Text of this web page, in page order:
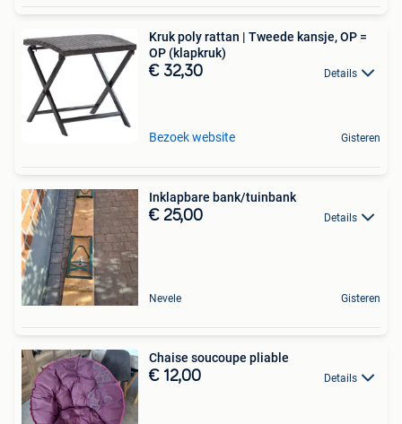
Kruk poly rattan | Tweede kansje, OP =
OP (klapkruk)
€ 32,30 Details
Bezoek website Gisteren
Inklapbare bank/tuinbank
€ 25,00 Details
Nevele Gisteren
Chaise soucoupe pliable
€ 12,00 Details